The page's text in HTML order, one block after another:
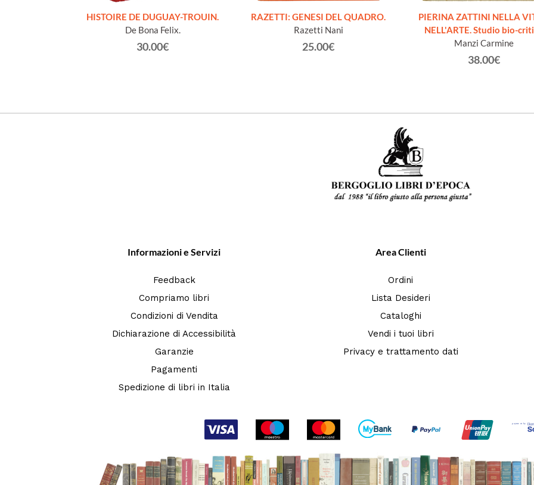
HISTOIRE DE DUGUAY-TROUIN.
De Bona Felix.
30.00€
RAZETTI: GENESI DEL QUADRO.
Razetti Nani
25.00€
PIERINA ZATTINI NELLA
NELL'ARTE. Studio bio-
Manzi Carmine
38.00€
Informazioni e Servizi
Feedback
Compriamo libri
Condizioni di Vendita
Dichiarazione di Accessibilità
Garanzie
Pagamenti
Spedizione di libri in Italia
Area Clienti
Ordini
Lista Desideri
Cataloghi
Vendi i tuoi libri
Privacy e trattamento dati